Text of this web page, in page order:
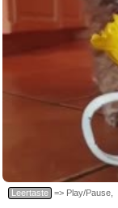
Leertaste => Play/Pause,